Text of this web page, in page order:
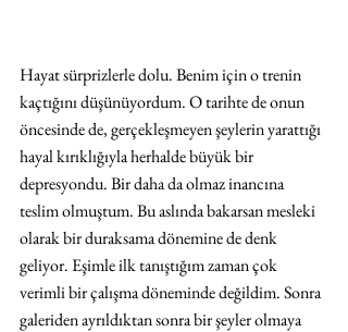
Hayat sürprizlerle dolu. Benim için o trenin
kaçtığını düşünüyordum. O tarihte de onun
öncesinde de, gerçekleşmeyen şeylerin yarattığı
hayal kırıklığıyla herhalde büyük bir
depresyondu. Bir daha da olmaz inancına
teslim olmuştum. Bu aslında bakarsan mesleki
olarak bir duraksama dönemine de denk
geliyor. Eşimle ilk tanıştığım zaman çok
verimli bir çalışma döneminde değildim. Sonra
galeriden ayrıldıktan sonra bir şeyler olmaya